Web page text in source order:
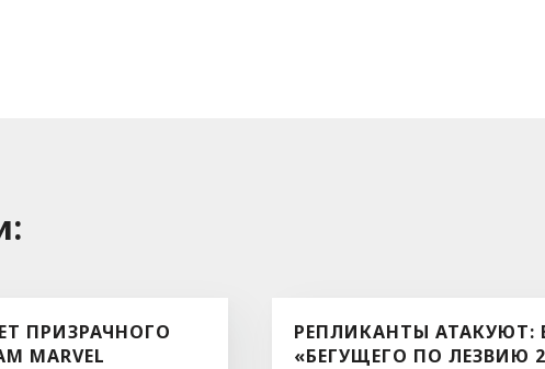
ПРИЗРАЧНОГО
MARVEL
РЕПЛИКАНТЫ АТАКУЮТ:
«БЕГУЩЕГО ПО ЛЕЗВИЮ